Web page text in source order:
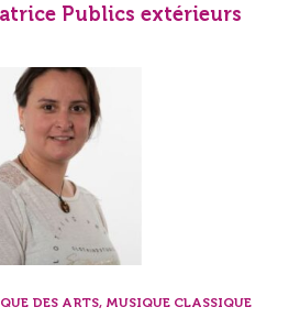
Publics extérieurs
DES ARTS, MUSIQUE CLASSIQUE